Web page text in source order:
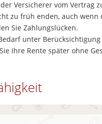
Versicherer vom Vertrag
zu früh enden, auch
Sie Zahlungslücken.
unter
Ihre Rente später ohne